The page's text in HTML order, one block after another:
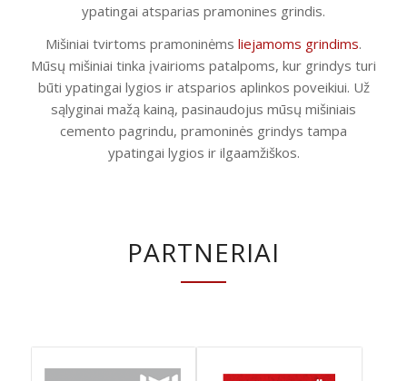
ypatingai atsparias pramonines grindis.
Mišiniai tvirtoms pramoninėms liejamoms grindims.
Mūsų mišiniai tinka įvairioms patalpoms, kur grindys turi
būti ypatingai lygios ir atsparios aplinkos poveikiui. Už
sąlyginai mažą kainą, pasinaudojus mūsų mišiniais
cemento pagrindu, pramoninės grindys tampa
ypatingai lygios ir ilgaamžiškos.
PARTNERIAI